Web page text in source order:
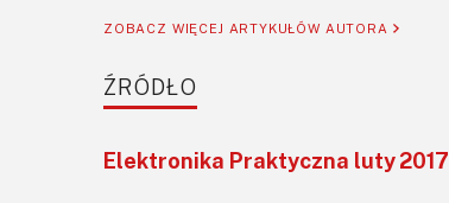
ZOBACZ WIĘCEJ ARTYKUŁÓW AUTORA
ŹRÓDŁO
Elektronika Praktyczna luty 2017